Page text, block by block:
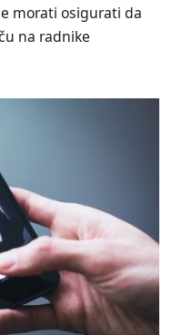
morati osigurati da
na radnike